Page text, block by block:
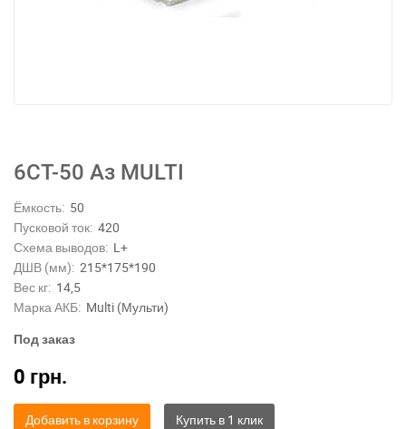
6СТ-50 Аз MULTI
Ёмкость: 50
Пусковой ток: 420
Схема выводов: L+
ДШВ (мм): 215*175*190
Вес кг: 14,5
Марка АКБ: Multi (Мульти)
Под заказ
0 грн.
Добавить в корзину